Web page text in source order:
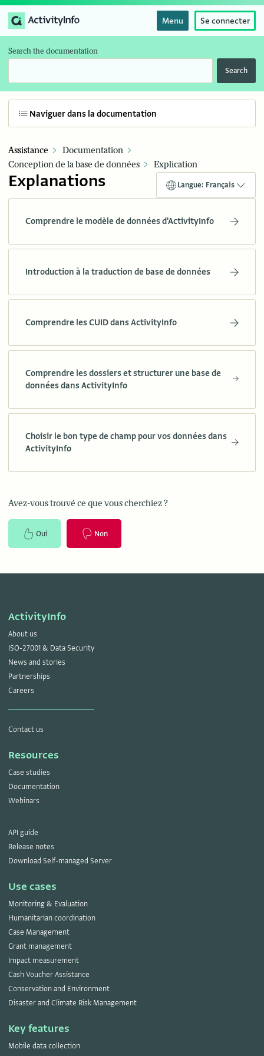
Menu Se connecter
Search the documentation
Search
Naviguer dans la documentation
Assistance
Documentation
Conception de la base de données
Explication
Explanations Langue: Français
Comprendre le modèle de données d'ActivityInfo
Introduction à la traduction de base de données
Comprendre les CUID dans ActivityInfo
Comprendre les dossiers et structurer une base de
données dans ActivityInfo
Choisir le bon type de champ pour vos données dans
ActivityInfo
Avez-vous trouvé ce que vous cherchiez ?
Oui Non
ActivityInfo
About us
ISO-27001 & Data Security
News and stories
Partnerships
Careers
Contact us
Resources
Case studies
Documentation
Webinars
API guide
Release notes
Download Self-managed Server
Use cases
Monitoring & Evaluation
Humanitarian coordination
Case Management
Grant management
Impact measurement
Cash Voucher Assistance
Conservation and Environment
Disaster and Climate Risk Management
Key features
Mobile data collection